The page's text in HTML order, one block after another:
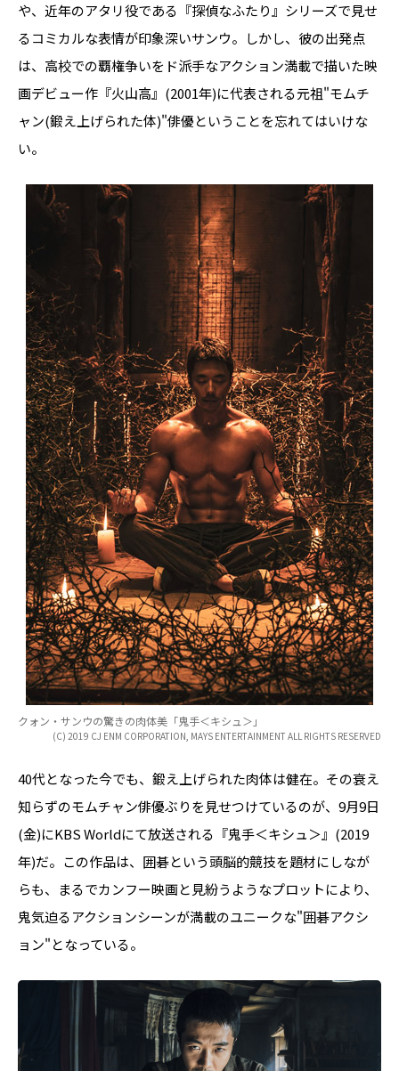
や、近年のアタリ役である『探偵なふたり』シリーズで見せ
るコミカルな表情が印象深いサンウ。しかし、彼の出発点
は、高校での覇権争いをド派手なアクション満載で描いた映
画デビュー作『火山高』(2001年)に代表される元祖"モムチ
ャン(鍛え上げられた体)"俳優ということを忘れてはいけな
い。
クォン・サンウの驚きの肉体美「鬼手＜キシュ＞」
(C) 2019 CJ ENM CORPORATION, MAYS ENTERTAINMENT ALL RIGHTS RESERVED
40代となった今でも、鍛え上げられた肉体は健在。その衰え
知らずのモムチャン俳優ぶりを見せつけているのが、9月9日
(金)にKBS Worldにて放送される『鬼手＜キシュ＞』(2019
年)だ。この作品は、囲碁という頭脳的競技を題材にしなが
らも、まるでカンフー映画と見紛うようなプロットにより、
鬼気迫るアクションシーンが満載のユニークな"囲碁アクシ
ョン"となっている。